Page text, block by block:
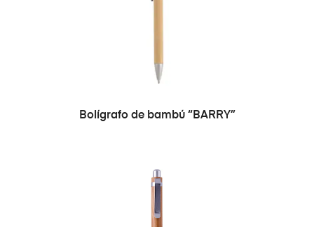
Bolígrafo de bambú “BARRY”